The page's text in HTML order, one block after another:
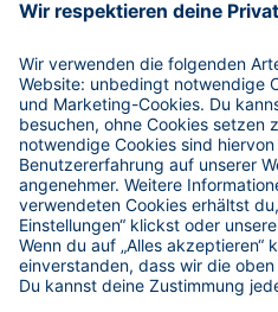
Forellenhof by Hoefer
Service & Hilfe
Verpflegung
Anreise
Reise-Versicherungen